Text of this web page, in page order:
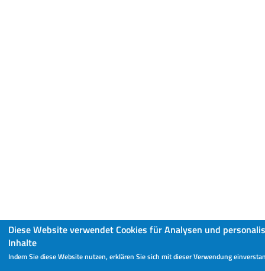
Diese Website verwendet Cookies für Analysen und
Inhalte
Indem Sie diese Website nutzen, erklären Sie sich mit dieser Verwendung